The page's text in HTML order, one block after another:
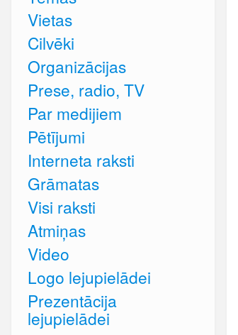
Vietas
Cilvēki
Organizācijas
Prese, radio, TV
Par medijiem
Pētījumi
Interneta raksti
Grāmatas
Visi raksti
Atmiņas
Video
Logo lejupielādei
Prezentācija
lejupielādei